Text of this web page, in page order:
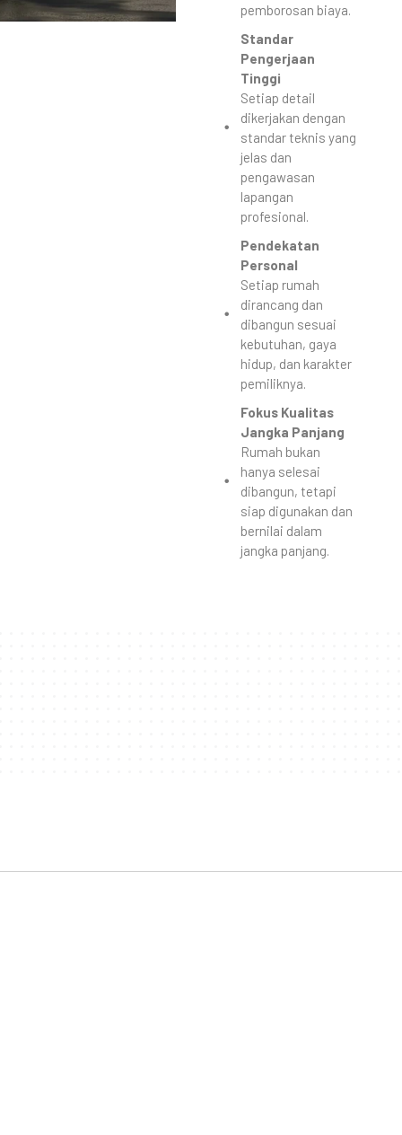
pemborosan biaya.
Standar
Pengerjaan
Tinggi
Setiap detail
dikerjakan dengan
standar teknis yang
jelas dan
pengawasan
lapangan
profesional.
Pendekatan
Personal
Setiap rumah
dirancang dan
dibangun sesuai
kebutuhan, gaya
hidup, dan karakter
pemiliknya.
Fokus Kualitas
Jangka Panjang
Rumah bukan
hanya selesai
dibangun, tetapi
siap digunakan dan
bernilai dalam
jangka panjang.